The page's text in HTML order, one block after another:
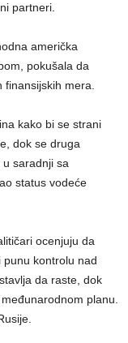
partneri.
američka
pokušala da
finansijskih mera.
kako bi se strani
dok se druga
saradnji sa
status vodeće
ocenjuju da
kontrolu nad
da raste, dok
planu.